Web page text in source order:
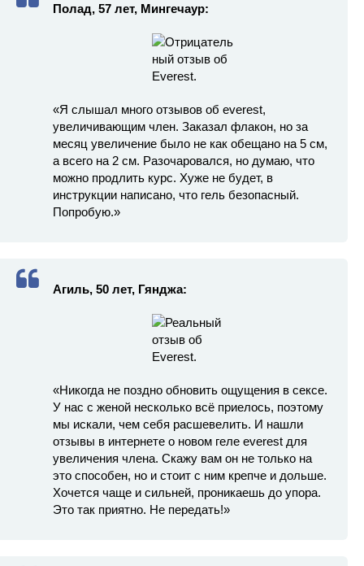
Полад, 57 лет, Мингечаур:
«Я слышал много отзывов об everest,
увеличивающим член. Заказал флакон, но за
месяц увеличение было не как обещано на 5 см,
а всего на 2 см. Разочаровался, но думаю, что
можно продлить курс. Хуже не будет, в
инструкции написано, что гель безопасный.
Попробую.»
Агиль, 50 лет, Гянджа:
«Никогда не поздно обновить ощущения в сексе.
У нас с женой несколько всё приелось, поэтому
мы искали, чем себя расшевелить. И нашли
отзывы в интернете о новом геле everest для
увеличения члена. Скажу вам он не только на
это способен, но и стоит с ним крепче и дольше.
Хочется чаще и сильней, проникаешь до упора.
Это так приятно. Не передать!»